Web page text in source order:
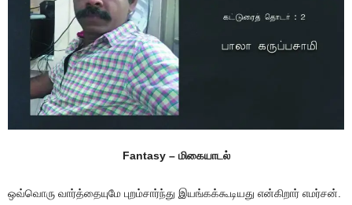
Fantasy – மிகையாடல்
ஒவ்வொரு வார்த்தையுமே புறம்சார்ந்து இயங்கக்கூடியது என்கிறார் எமர்சன்.